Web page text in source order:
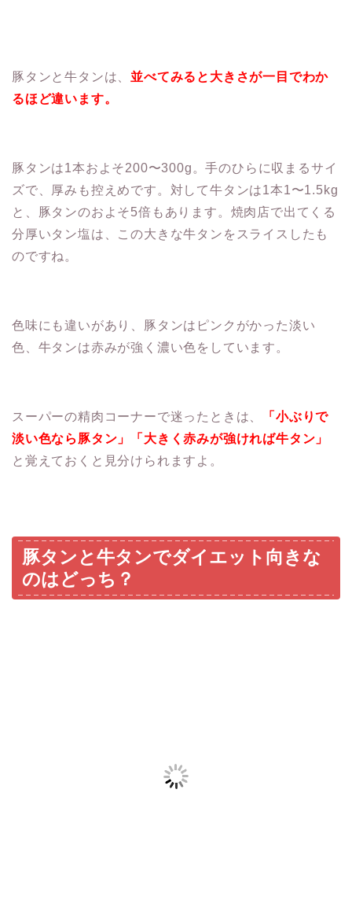
豚タンと牛タンは、 並べてみると大きさが一目でわか
るほど違います。
豚タンは1本およそ200〜300g。手のひらに収まるサイ
ズで、厚みも控えめです。対して牛タンは1本1〜1.5kg
と、豚タンのおよそ5倍もあります。焼肉店で出てくる
分厚いタン塩は、この大きな牛タンをスライスしたも
のですね。
色味にも違いがあり、豚タンはピンクがかった淡い
色、牛タンは赤みが強く濃い色をしています。
スーパーの精肉コーナーで迷ったときは、
「小ぶりで
淡い色なら豚タン」「大きく赤みが強ければ牛タン」
と覚えておくと見分けられますよ。
豚タンと牛タンでダイエット向きな
のはどっち？